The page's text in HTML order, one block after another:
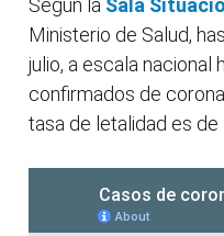
Según la Sala
Ministerio de Salud,
julio, a escala nacional
confirmados de
tasa de letalidad es de